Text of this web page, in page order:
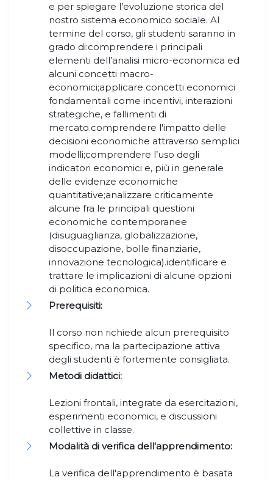
e per spiegare l’evoluzione storica del
nostro sistema economico sociale. Al
termine del corso, gli studenti saranno in
grado di:comprendere i principali
elementi dell’analisi micro-economica ed
alcuni concetti macro-
economici;applicare concetti economici
fondamentali come incentivi, interazioni
strategiche, e fallimenti di
mercato.comprendere l'impatto delle
decisioni economiche attraverso semplici
modelli;comprendere l’uso degli
indicatori economici e, più in generale
delle evidenze economiche
quantitative;analizzare criticamente
alcune fra le principali questioni
economiche contemporanee
(disuguaglianza, globalizzazione,
disoccupazione, bolle finanziarie,
innovazione tecnologica).identificare e
trattare le implicazioni di alcune opzioni
di politica economica.
Prerequisiti:
Il corso non richiede alcun prerequisito
specifico, ma la partecipazione attiva
degli studenti è fortemente consigliata.
Metodi didattici:
Lezioni frontali, integrate da esercitazioni,
esperimenti economici, e discussioni
collettive in classe.
Modalità di verifica dell'apprendimento:
La verifica dell'apprendimento è basata